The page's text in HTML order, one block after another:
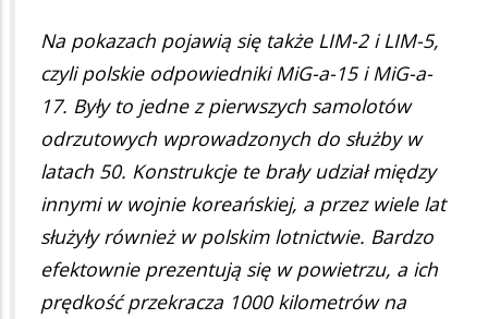
Na pokazach pojawią się także LIM-2 i LIM-5,
czyli polskie odpowiedniki MiG-a-15 i MiG-a-
17. Były to jedne z pierwszych samolotów
odrzutowych wprowadzonych do służby w
latach 50. Konstrukcje te brały udział między
innymi w wojnie koreańskiej, a przez wiele lat
służyły również w polskim lotnictwie. Bardzo
efektownie prezentują się w powietrzu, a ich
prędkość przekracza 1000 kilometrów na